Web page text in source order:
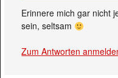
Erinnere mich gar nicht
sein, seltsam
Zum Antworten